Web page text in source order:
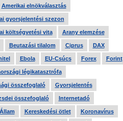
Amerikai elnökválasztás
gyorsjelentési szezon
költségvetési vita Arany elemzése
Beutazási tilalom Ciprus DAX
Ebola EU-Csúcs Forex Forint
légikatasztrófa
összefoglaló Gyorsjelentés
összefoglaló Internetadó
Kereskedési ötlet Koronavírus